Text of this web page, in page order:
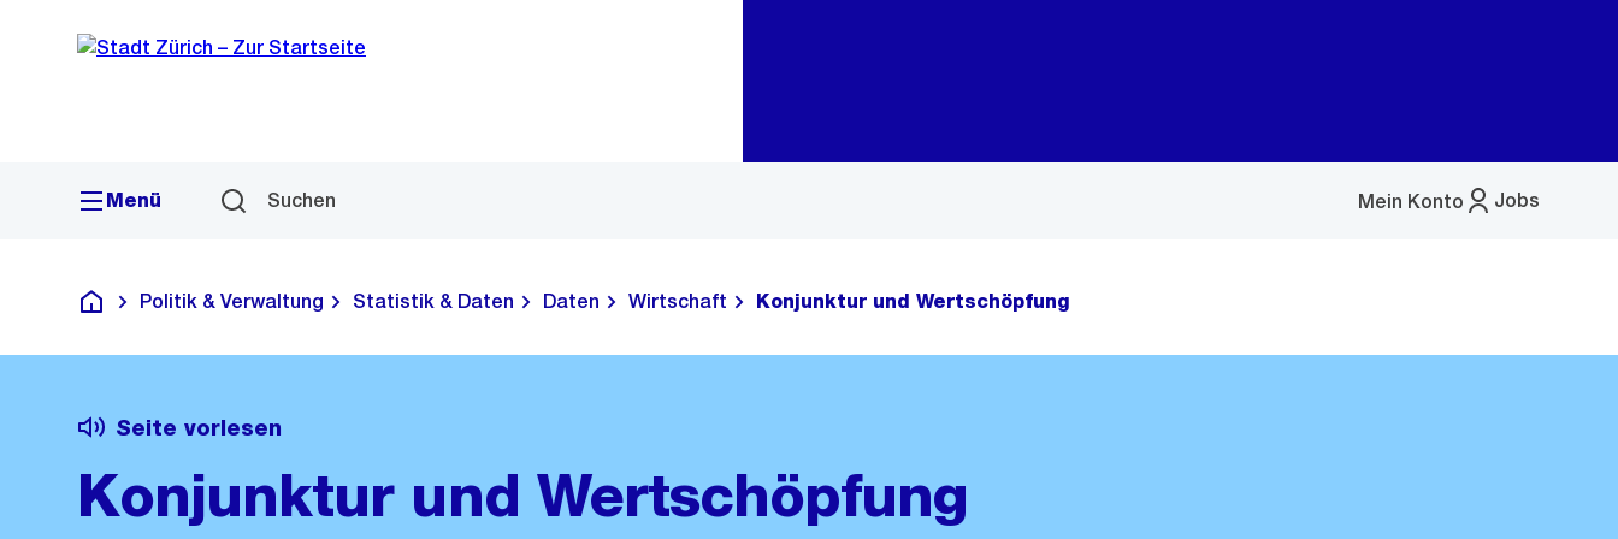
Navigation
Sprunglink
Menü Suchen Jobs
Mein Konto
Menü
Deutsch
Politik & Verwaltung Statistik & Daten Daten Wirtschaft Konjunktur und Wertschöpfung
Seite vorlesen
Konjunktur und Wertschöpfung